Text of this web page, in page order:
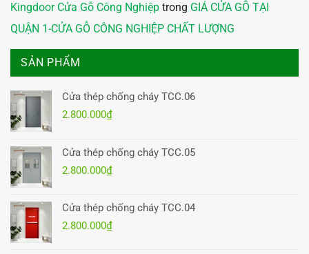
Kingdoor Cửa Gỗ Công Nghiệp trong GIÁ CỬA GỖ TẠI
QUẬN 1-CỬA GỖ CÔNG NGHIỆP CHẤT LƯỢNG
SẢN PHẨM
Cửa thép chống cháy TCC.06
2.800.000₫
Cửa thép chống cháy TCC.05
2.800.000₫
Cửa thép chống cháy TCC.04
2.800.000₫